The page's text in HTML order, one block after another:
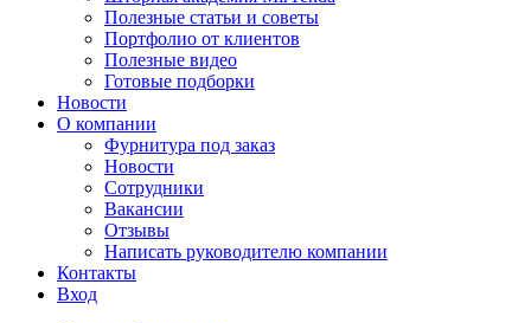
Полезные статьи и советы
Портфолио от клиентов
Полезные видео
Готовые подборки
Новости
О компании
Фурнитура под заказ
Новости
Сотрудники
Вакансии
Отзывы
Написать руководителю компании
Контакты
Вход